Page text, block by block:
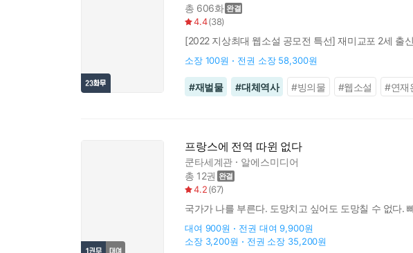
총 606화
4.4(38)
[2022 지상최대 웹소설 공모전 특선] 재미교포 2세 출
소장 100원 전권 소장 58,300원
#재벌물 #대체역사 #빙의물 #웹소설 #연재
프랑스에 전역 따윈 없다
쿤타세계관
알에스미디어
총 12권
4.2(67)
국가가 나를 부른다. 도망치고 싶어도 도망칠 수 없다.
대여 900원 전권 대여 9,900원
소장 3,200원 전권 소장 35,200원